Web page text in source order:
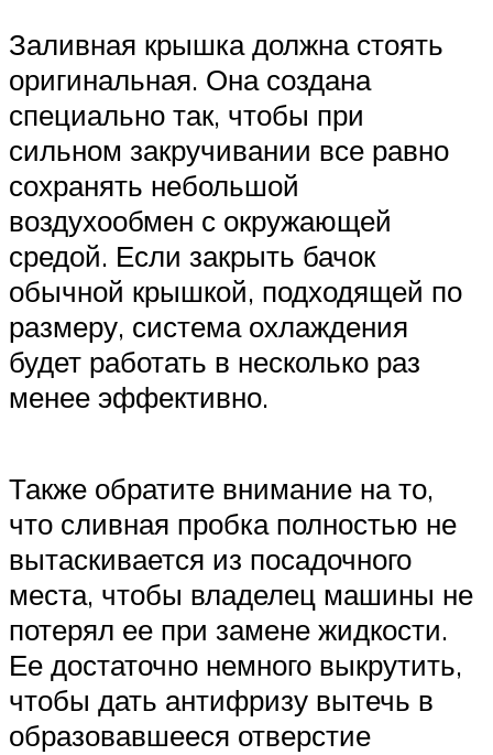
Заливная крышка должна стоять
оригинальная. Она создана
специально так, чтобы при
сильном закручивании все равно
сохранять небольшой
воздухообмен с окружающей
средой. Если закрыть бачок
обычной крышкой, подходящей по
размеру, система охлаждения
будет работать в несколько раз
менее эффективно.
Также обратите внимание на то,
что сливная пробка полностью не
вытаскивается из посадочного
места, чтобы владелец машины не
потерял ее при замене жидкости.
Ее достаточно немного выкрутить,
чтобы дать антифризу вытечь в
образовавшееся отверстие